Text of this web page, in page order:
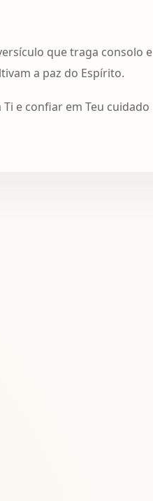
que traga consolo e
a paz do Espírito.
e confiar em Teu cuidado